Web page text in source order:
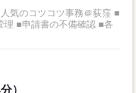
のコツコツ事務＠荻窪 ■
■申請書の不備確認 ■各
）